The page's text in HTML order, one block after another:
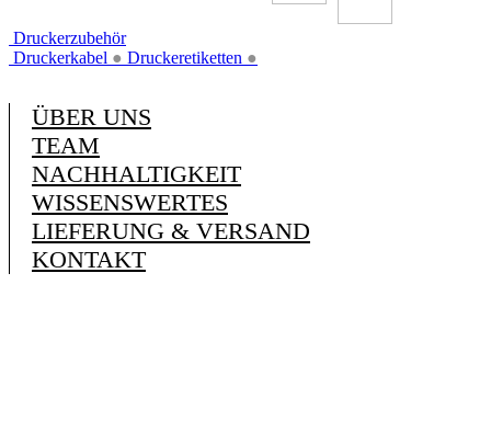
Druckerzubehör
Druckerkabel ● Druckeretiketten ●
ÜBER UNS
TEAM
NACHHALTIGKEIT
WISSENSWERTES
LIEFERUNG & VERSAND
KONTAKT